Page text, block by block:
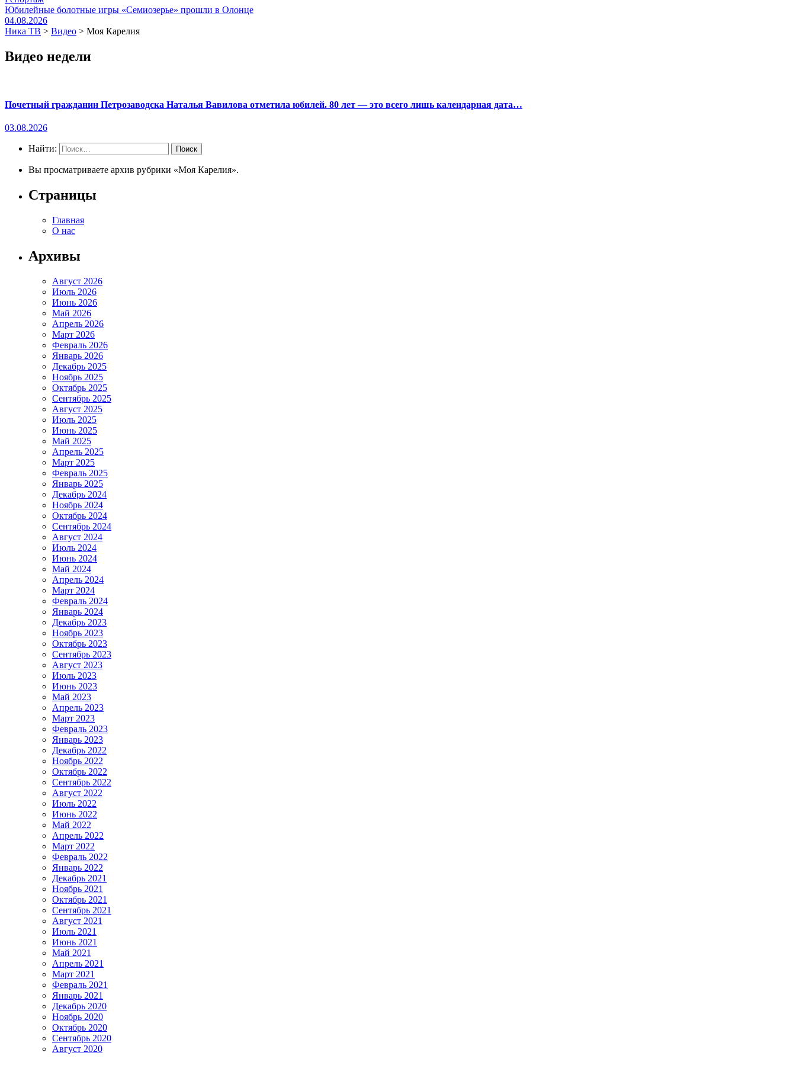
Юбилейные болотные игры «Семиозерье» прошли в Олонце
04.08.2026
Ника ТВ > Видео > Моя Карелия
Видео недели
Почетный гражданин Петрозаводска Наталья Вавилова отметила юбилей. 80 лет — это всего лишь календарная дата…
03.08.2026
Найти:
Вы просматриваете архив рубрики «Моя Карелия».
Страницы
Главная
О нас
Архивы
Август 2026
Июль 2026
Июнь 2026
Май 2026
Апрель 2026
Март 2026
Февраль 2026
Январь 2026
Декабрь 2025
Ноябрь 2025
Октябрь 2025
Сентябрь 2025
Август 2025
Июль 2025
Июнь 2025
Май 2025
Апрель 2025
Март 2025
Февраль 2025
Январь 2025
Декабрь 2024
Ноябрь 2024
Октябрь 2024
Сентябрь 2024
Август 2024
Июль 2024
Июнь 2024
Май 2024
Апрель 2024
Март 2024
Февраль 2024
Январь 2024
Декабрь 2023
Ноябрь 2023
Октябрь 2023
Сентябрь 2023
Август 2023
Июль 2023
Июнь 2023
Май 2023
Апрель 2023
Март 2023
Февраль 2023
Январь 2023
Декабрь 2022
Ноябрь 2022
Октябрь 2022
Сентябрь 2022
Август 2022
Июль 2022
Июнь 2022
Май 2022
Апрель 2022
Март 2022
Февраль 2022
Январь 2022
Декабрь 2021
Ноябрь 2021
Октябрь 2021
Сентябрь 2021
Август 2021
Июль 2021
Июнь 2021
Май 2021
Апрель 2021
Март 2021
Февраль 2021
Январь 2021
Декабрь 2020
Ноябрь 2020
Октябрь 2020
Сентябрь 2020
Август 2020